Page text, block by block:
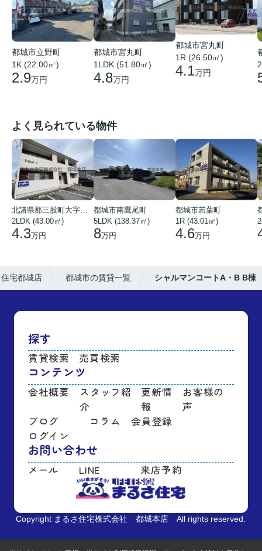
都城市立野町
1K (22.00㎡)
2.9万円
都城市宮丸町
1LDK (51.80㎡)
4.8万円
都城市宮丸町
1R (26.50㎡)
4.1万円
よく見られている物件
北諸県郡三股町大字蓼池
2LDK (43.00㎡)
4.3万円
都城市南鷹尾町
5LDK (138.37㎡)
8万円
都城市若葉町
1R (43.01㎡)
4.6万円
宅都城店 都城市の賃貸一覧 シャルマンコートA・B B棟
探す
賃貸検索 売買検索
コンテンツ
会社概要
スタッフ紹
介
更新情
報
お客様の
声
ブログ
コラム
会員登録
ログイン
お問い合わせ
メール LINE 来店予約
Copyright まるさ住宅株式会社 都城本店 All rights reserved.